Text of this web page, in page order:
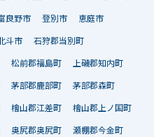
良野市 登別市 恵庭市
斗市 石狩郡当別町
松前郡福島町 上磯郡知内町
茅部郡鹿部町 茅部郡森町
檜山郡江差町 檜山郡上ノ国町
奥尻郡奥尻町 瀬棚郡今金町